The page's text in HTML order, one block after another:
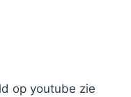
op youtube zie